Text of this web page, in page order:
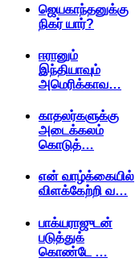
ஜெயகாந்தனுக்கு
நிகர் யார்?
ஈரானும்
இந்தியாவும்
அமெரிக்காவ…
காதலர்களுக்கு
அடைக்கலம்
கொடுத்…
என் வாழ்க்கையில்
விளக்கேற்றி வ…
பாக்யராஜுடன்
படுத்துக்
கொண்டே …